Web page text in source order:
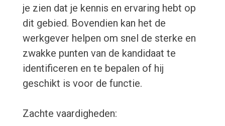
je zien dat je kennis en ervaring hebt op
dit gebied. Bovendien kan het de
werkgever helpen om snel de sterke en
zwakke punten van de kandidaat te
identificeren en te bepalen of hij
geschikt is voor de functie.
Zachte vaardigheden: